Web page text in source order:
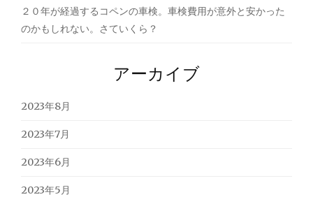
２０年が経過するコペンの車検。車検費用が意外と安かった
のかもしれない。さていくら？
アーカイブ
2023年8月
2023年7月
2023年6月
2023年5月